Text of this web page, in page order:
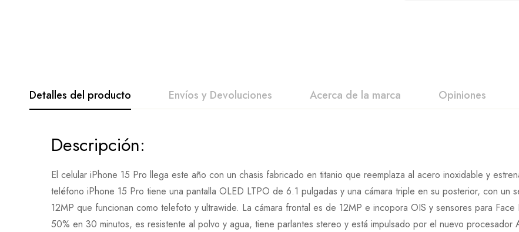
Detalles del producto Envíos y Devoluciones Acerca de la marca Opiniones
Descripción:
El celular iPhone 15 Pro llega este año con un chasis fabricado en titanio que reemplaza al acero inoxidable y
teléfono iPhone 15 Pro tiene una pantalla OLED LTPO de 6.1 pulgadas y una cámara triple en su posterior, con
12MP que funcionan como telefoto y ultrawide. La cámara frontal es de 12MP e incopora OIS y sensores para
50% en 30 minutos, es resistente al polvo y agua, tiene parlantes stereo y está impulsado por el nuevo procesador